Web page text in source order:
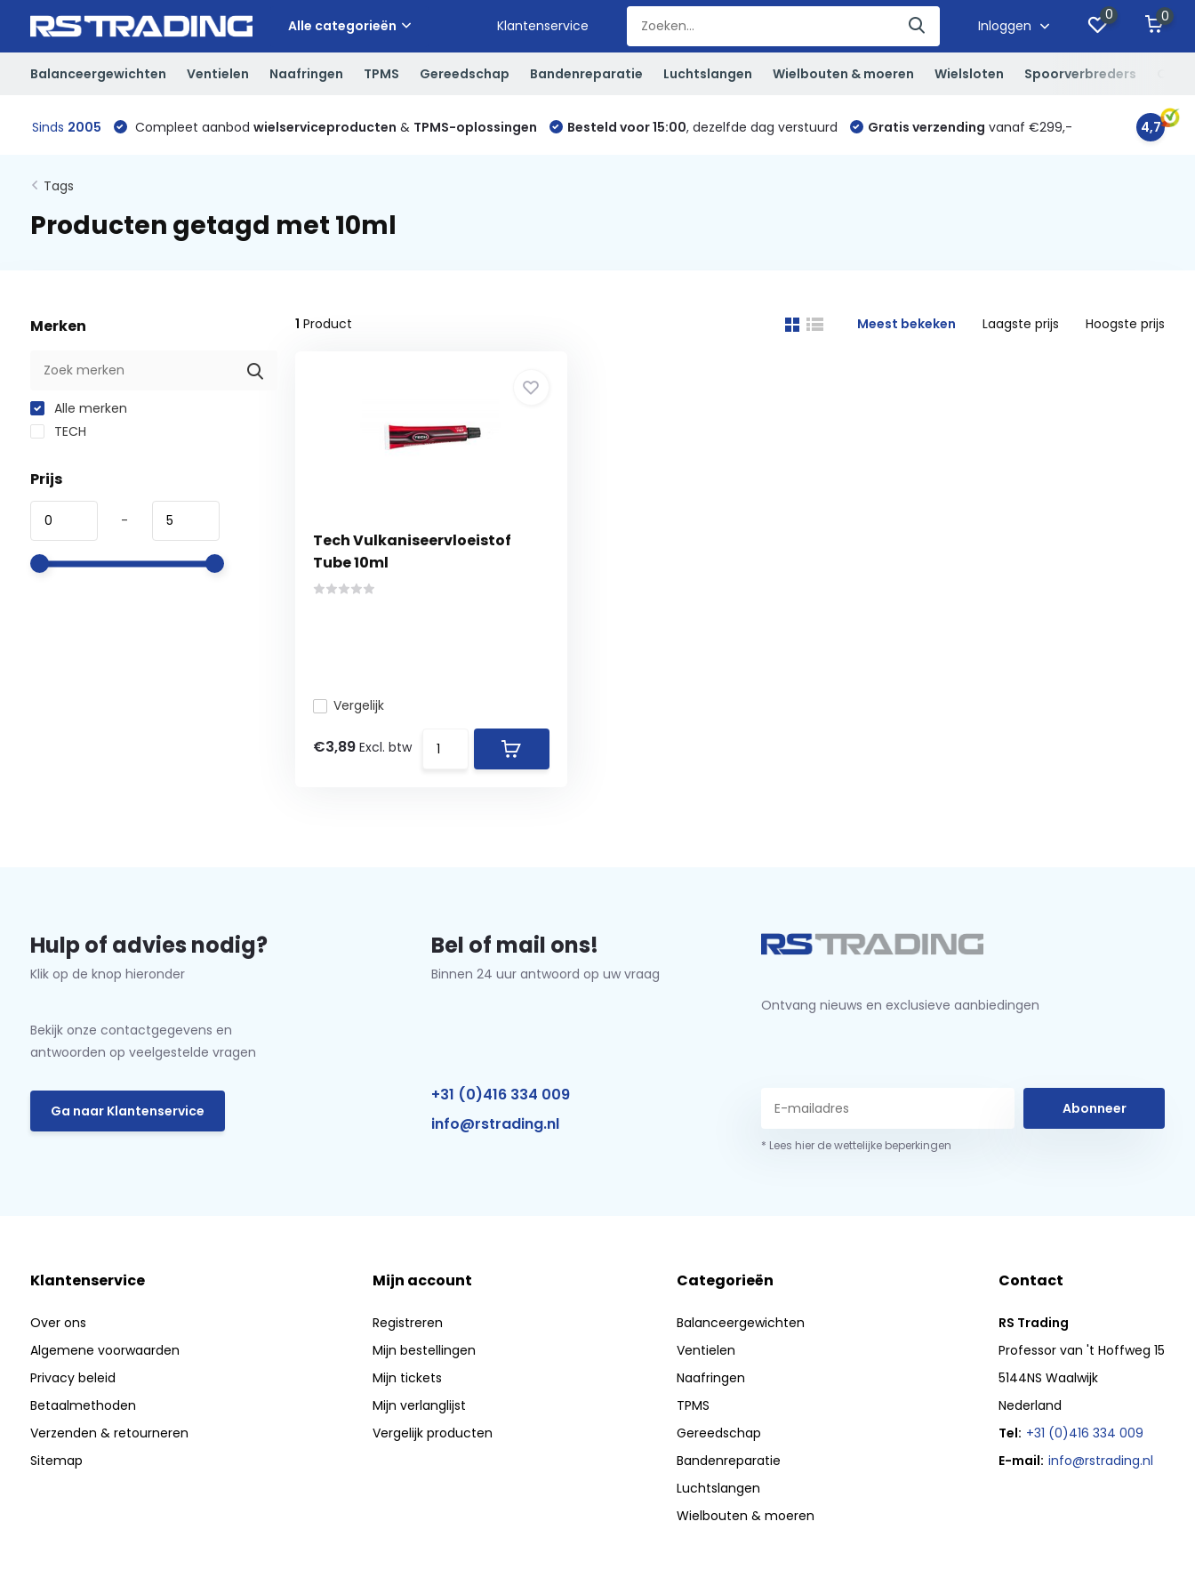
Alle categorieën Klantenservice Inloggen
0 0
Balanceergewichten Ventielen Naafringen TPMS Gereedschap Bandenreparatie Luchtslangen Wielbouten & moeren Wielsloten Spoorverbreders
Sinds 2005 Compleet aanbod wielserviceproducten & TPMS-oplossingen Besteld voor 15:00, dezelfde dag verstuurd Gratis verzending vanaf €299,- 4,7
Tags
Producten getagd met 10ml
Merken
Alle merken
TECH
Prijs
-
1 Product Meest bekeken Laagste prijs Hoogste prijs
Tech Vulkaniseervloeistof
Tube 10ml
Vergelijk
€3,89 Excl. btw
Hulp of advies nodig?
Klik op de knop hieronder
Bekijk onze contactgegevens en
antwoorden op veelgestelde vragen
Ga naar Klantenservice
Bel of mail ons!
Binnen 24 uur antwoord op uw vraag
+31 (0)416 334 009
info@rstrading.nl
Ontvang nieuws en exclusieve aanbiedingen
Abonneer
* Lees hier de wettelijke beperkingen
Klantenservice
Over ons
Algemene voorwaarden
Privacy beleid
Betaalmethoden
Verzenden & retourneren
Sitemap
Mijn account
Registreren
Mijn bestellingen
Mijn tickets
Mijn verlanglijst
Vergelijk producten
Categorieën
Balanceergewichten
Ventielen
Naafringen
TPMS
Gereedschap
Bandenreparatie
Luchtslangen
Wielbouten & moeren
Contact
RS Trading
Professor van 't Hoffweg 15
5144NS Waalwijk
Nederland
Tel: +31 (0)416 334 009
E-mail: info@rstrading.nl